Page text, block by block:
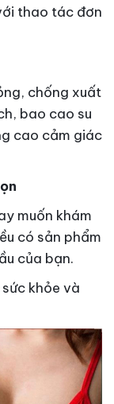
thao tác đơn
chống xuất
bao cao su
cao cảm giác
muốn khám
có sản phẩm
của bạn.
khỏe và